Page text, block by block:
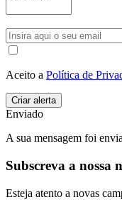
Aceito a Política de
Enviado
A sua mensagem foi
Subscreva a nossa
Esteja atento a novas